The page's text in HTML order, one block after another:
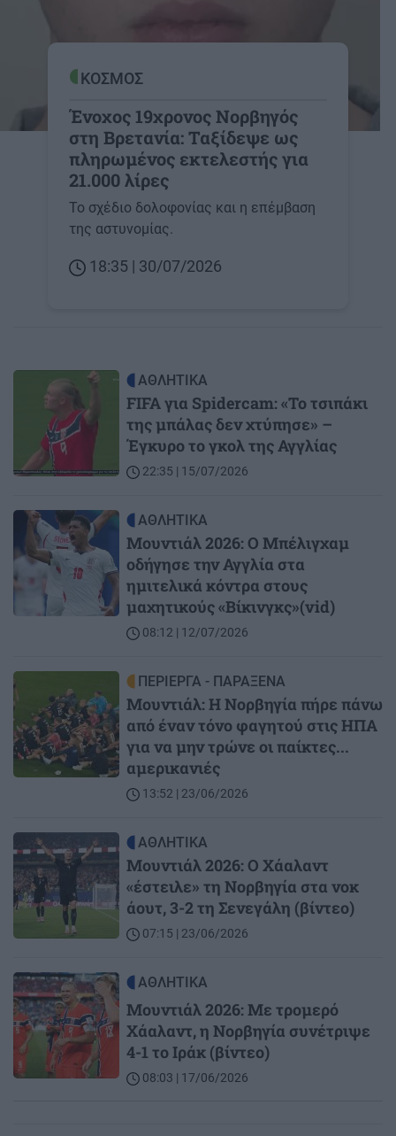
ΚΟΣΜΟΣ
Ένοχος 19χρονος Νορβηγός
στη Βρετανία: Ταξίδεψε ως
πληρωμένος εκτελεστής για
21.000 λίρες
Το σχέδιο δολοφονίας και η επέμβαση
της αστυνομίας.
18:35 | 30/07/2026
Image ΑΘΛΗΤΙΚΑ
FIFA για Spidercam: «Το τσιπάκι
της μπάλας δεν χτύπησε» –
Έγκυρο το γκολ της Αγγλίας
22:35 | 15/07/2026
Image ΑΘΛΗΤΙΚΑ
Μουντιάλ 2026: Ο Μπέλιγχαμ
οδήγησε την Αγγλία στα
ημιτελικά κόντρα στους
μαχητικούς «Βίκινγκς»(vid)
08:12 | 12/07/2026
Image ΠΕΡΙΕΡΓΑ - ΠΑΡΑΞΕΝΑ
Μουντιάλ: Η Νορβηγία πήρε πάνω
από έναν τόνο φαγητού στις ΗΠΑ
για να μην τρώνε οι παίκτες...
αμερικανιές
13:52 | 23/06/2026
Image ΑΘΛΗΤΙΚΑ
Μουντιάλ 2026: Ο Χάαλαντ
«έστειλε» τη Νορβηγία στα νοκ
άουτ, 3-2 τη Σενεγάλη (βίντεο)
07:15 | 23/06/2026
Image ΑΘΛΗΤΙΚΑ
Μουντιάλ 2026: Με τρομερό
Χάαλαντ, η Νορβηγία συνέτριψε
4-1 το Ιράκ (βίντεο)
08:03 | 17/06/2026